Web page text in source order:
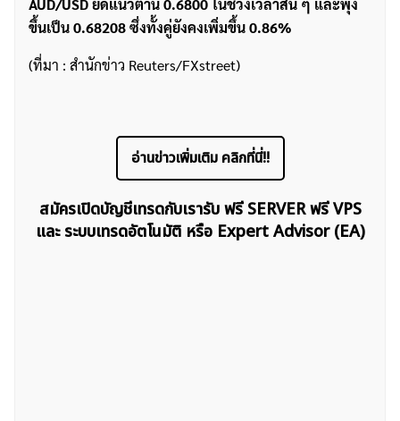
AUD/USD ยึดแนวต้าน 0.6800 ในช่วงเวลาสั้น ๆ และพุ่ง
ขึ้นเป็น 0.68208 ซึ่งทั้งคู่ยังคงเพิ่มขึ้น 0.86%
(ที่มา : สำนักข่าว Reuters/FXstreet)
อ่านข่าวเพิ่มเติม คลิกที่นี่!!
สมัครเปิดบัญชีเทรดกับเรารับ ฟรี SERVER ฟรี VPS
และ ระบบเทรดอัตโนมัติ หรือ Expert Advisor (EA)